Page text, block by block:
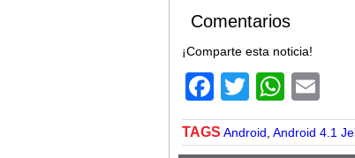
Comentarios
¡Comparte esta noticia!
Facebook
Twitter
TAGS Android Android 4.1